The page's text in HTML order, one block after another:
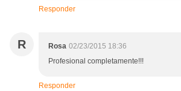
Responder
R Rosa 02/23/2015 18:36
Profesional completamente!!!
Responder